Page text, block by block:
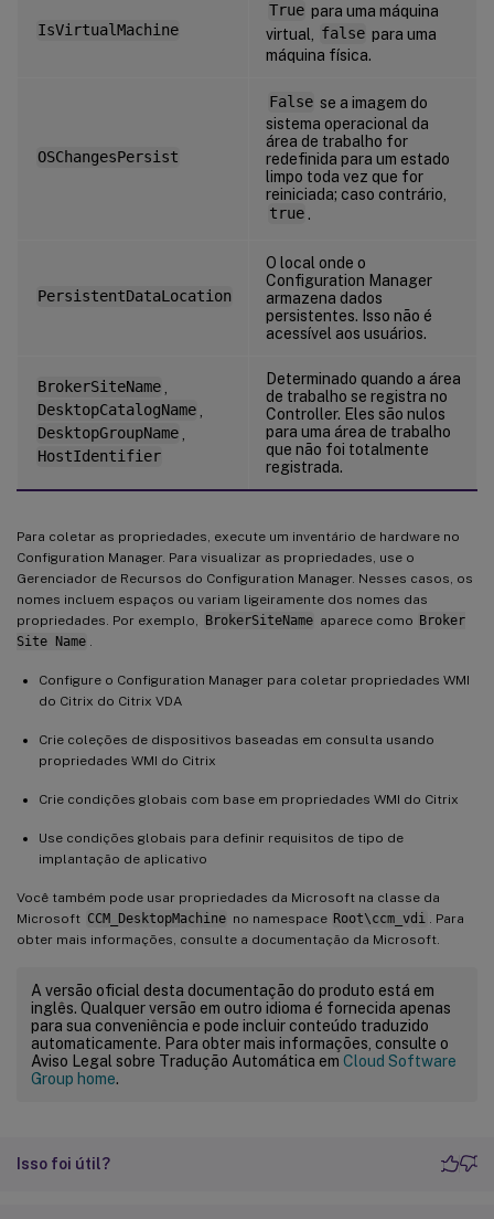
IsVirtualMachine
True para uma máquina
virtual,
false para uma
máquina física.
OSChangesPersist
False se a imagem do
sistema operacional da
área de trabalho for
redefinida para um estado
limpo toda vez que for
reiniciada; caso contrário,
true.
PersistentDataLocation
O local onde o
Configuration Manager
armazena dados
persistentes. Isso não é
acessível aos usuários.
BrokerSiteName
DesktopCatalogName
DesktopGroupName
HostIdentifier
Determinado quando a área
de trabalho se registra no
Controller. Eles são nulos
para uma área de trabalho
que não foi totalmente
registrada.
Para coletar as propriedades, execute um inventário de hardware no
Configuration Manager. Para visualizar as propriedades, use o
Gerenciador de Recursos do Configuration Manager. Nesses casos, os
nomes incluem espaços ou variam ligeiramente dos nomes das
propriedades. Por exemplo,
BrokerSiteName aparece como Broker
Site Name
Configure o Configuration Manager para coletar propriedades WMI
do Citrix do Citrix VDA
Crie coleções de dispositivos baseadas em consulta usando
propriedades WMI do Citrix
Crie condições globais com base em propriedades WMI do Citrix
Use condições globais para definir requisitos de tipo de
implantação de aplicativo
Você também pode usar propriedades da Microsoft na classe da
Microsoft CCM_DesktopMachine no namespace Root\ccm_vdi
. Para
obter mais informações, consulte a documentação da Microsoft.
A versão oficial desta documentação do produto está em
inglês. Qualquer versão em outro idioma é fornecida apenas
para sua conveniência e pode incluir conteúdo traduzido
automaticamente. Para obter mais informações, consulte o
Aviso Legal sobre Tradução Automática em Cloud Software
Group home.
Isso foi útil?